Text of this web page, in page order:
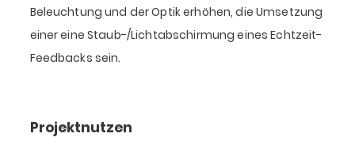
Beleuchtung und der Optik erhöhen, die Umsetzung
einer eine Staub-/Lichtabschirmung eines Echtzeit-
Feedbacks sein.
Projektnutzen